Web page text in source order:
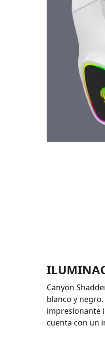
Canyon
blanco y
impresionante
cuenta con un